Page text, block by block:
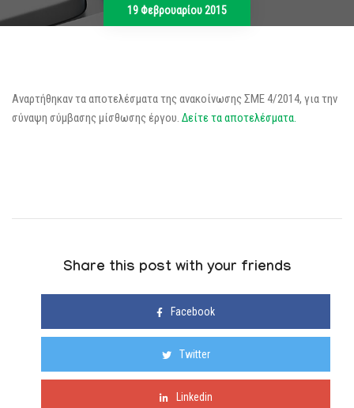
19 Φεβρουαρίου 2015
Αναρτήθηκαν τα αποτελέσματα της ανακοίνωσης ΣΜΕ 4/2014, για την
σύναψη σύμβασης μίσθωσης έργου. Δείτε τα αποτελέσματα.
Share this post with your friends
Facebook
Twitter
Linkedin